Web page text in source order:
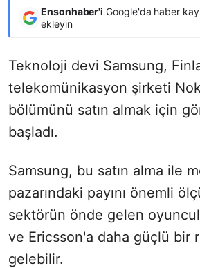
Ensonhaber'i Google'da haber
ekleyin
Teknoloji devi Samsung,
telekomünikasyon şirketi
bölümünü satın almak için
başladı.
Samsung, bu satın alma ile
pazarındaki payını önemli
sektörün önde gelen
ve Ericsson'a daha güçlü bir
gelebilir.